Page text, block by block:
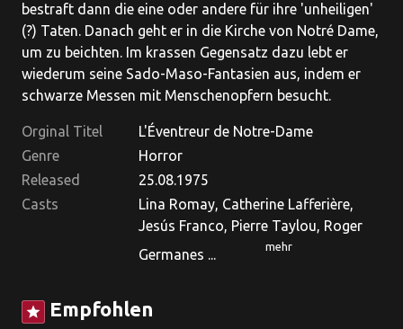
bestraft dann die eine oder andere für ihre 'unheiligen'
(?) Taten. Danach geht er in die Kirche von Notré Dame,
um zu beichten. Im krassen Gegensatz dazu lebt er
wiederum seine Sado-Maso-Fantasien aus, indem er
schwarze Messen mit Menschenopfern besucht.
Orginal Titel
L'Éventreur de Notre-Dame
Genre
Horror
Released
25.08.1975
Casts
Lina Romay, Catherine Lafferière,
Jesús Franco, Pierre Taylou, Roger
Germanes ...
mehr
star Empfohlen